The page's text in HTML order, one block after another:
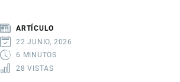
IMPULSADO
POR
MARCAS
ARTÍCULO
22 JUNIO, 2026
6 MINUTOS
28 VISTAS